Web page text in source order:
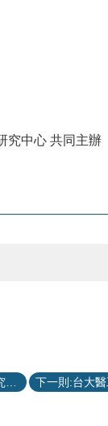
究中心 共同主辦